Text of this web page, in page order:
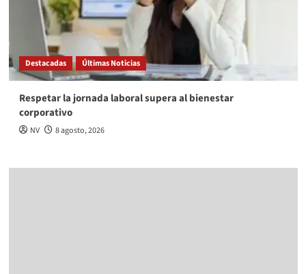
Destacadas Últimas Noticias
Respetar la jornada laboral supera al bienestar
corporativo
NV 8 agosto, 2026